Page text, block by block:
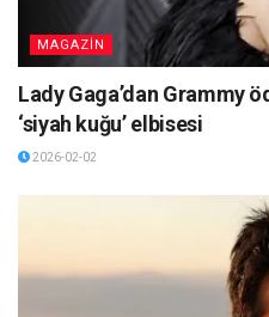
MAGAZİN
Lady Gaga’dan Grammy
‘siyah kuğu’ elbisesi
2026-02-02